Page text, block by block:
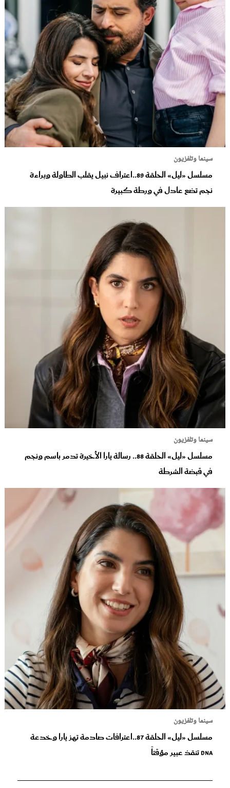
سينما وتلفزيون
مسلسل «ليل» الحلقة 89..اعتراف نبيل يقلب الطاولة وبراءة
نجم تضع عادل في ورطة كبيرة
سينما وتلفزيون
مسلسل «ليل» الحلقة 88.. رسالة يارا الأخيرة تدمر باسم ونجم
في قبضة الشرطة
سينما وتلفزيون
مسلسل «ليل» الحلقة 87..اعترافات صادمة تهز يارا وخدعة
DNA تنقذ عبير مؤقتاً